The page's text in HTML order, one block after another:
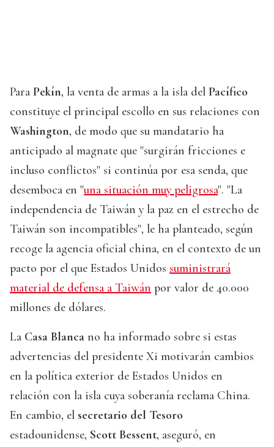
Para Pekín, la venta de armas a la isla del Pacífico
constituye el principal escollo en sus relaciones con
Washington, de modo que su mandatario ha
anticipado al magnate que "surgirán fricciones e
incluso conflictos" si continúa por esa senda, que
desemboca en "una situación muy peligrosa". "La
independencia de Taiwán y la paz en el estrecho de
Taiwán son incompatibles", le ha planteado, según
recoge la agencia oficial china, en el contexto de un
pacto por el que Estados Unidos suministrará
material de defensa a Taiwán por valor de 40.000
millones de dólares.
La Casa Blanca no ha informado sobre si estas
advertencias del presidente Xi motivarán cambios
en la política exterior de Estados Unidos en
relación con la isla cuya soberanía reclama China.
En cambio, el secretario del Tesoro
estadounidense, Scott Bessent, aseguró, en